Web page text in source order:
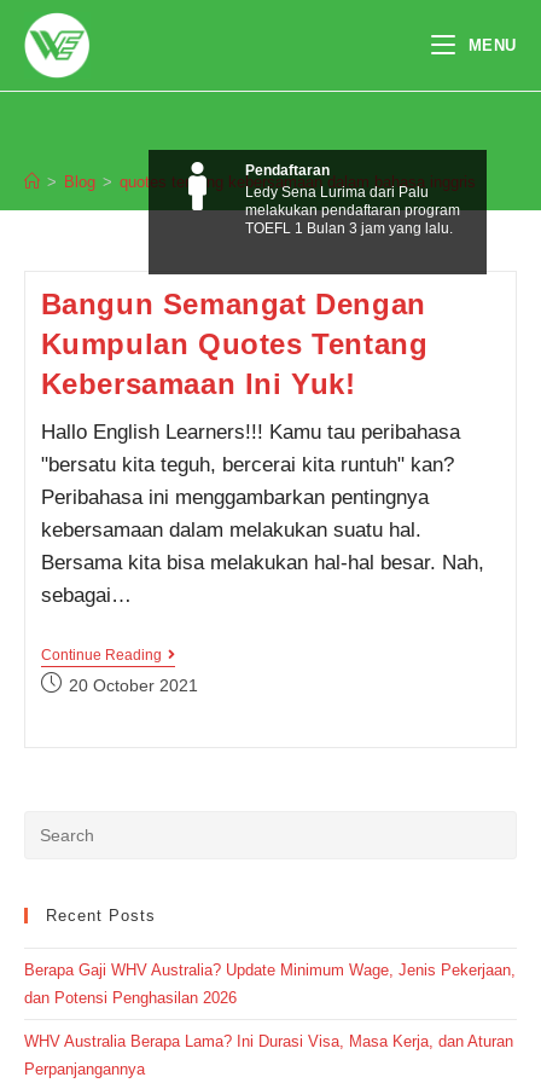
content
MENU
bahasa inggris
> Blog > quotes tentang kebersamaan dalam bahasa inggris
Bangun Semangat Dengan
Kumpulan Quotes Tentang
Kebersamaan Ini Yuk!
Hallo English Learners!!! Kamu tau peribahasa
"bersatu kita teguh, bercerai kita runtuh" kan?
Peribahasa ini menggambarkan pentingnya
kebersamaan dalam melakukan suatu hal.
Bersama kita bisa melakukan hal-hal besar. Nah,
sebagai…
Continue ReadingBangun
Dengan
Post20 October 2021
Recent Posts
Berapa Gaji WHV Australia? Update Minimum Wage, Jenis Pekerjaan,
dan Potensi Penghasilan 2026
WHV Australia Berapa Lama? Ini Durasi Visa, Masa Kerja, dan Aturan
Perpanjangannya
Pendaftaran
Ledy Sena Lurima dari Palu
melakukan pendaftaran program
TOEFL 1 Bulan 3 jam yang lalu.